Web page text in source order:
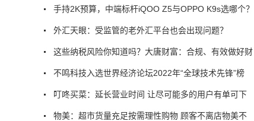
手持2K预算，中端标杆iQOO Z5与OPPO K9s选哪个？
外汇天眼：受监管的老外汇平台也会出现问题？
这些纳税风险你知道吗？大唐财富：合规、有效做好财
不鸣科技入选世界经济论坛2022年“全球技术先锋”榜
叮咚买菜：延长营业时间 让尽可能多的用户有单可下
物美：超市货量充足按需理性购物 顾客不离店物美不